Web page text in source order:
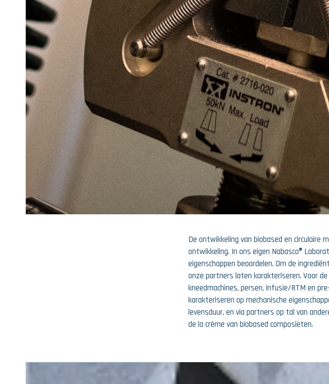
De ontwikkeling van biobased en circulaire
ontwikkeling. In ons eigen Nabasco®
eigenschappen beoordelen. Om de
onze partners laten karakteriseren. Voor
kneedmachines, persen, infusie/RTM en
karakteriseren op mechanische
levensduur, en via partners op tal van
de la crème van biobased composieten.